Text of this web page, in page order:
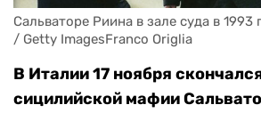
Сальваторе Риина в зале суда в
/ Getty ImagesFranco Origlia
В Италии 17 ноября
сицилийской мафии